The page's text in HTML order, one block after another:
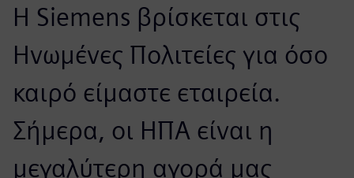
Η Siemens βρίσκεται στις
Ηνωμένες Πολιτείες για όσο
καιρό είμαστε εταιρεία.
Σήμερα, οι ΗΠΑ είναι η
μεγαλύτερη αγορά μας